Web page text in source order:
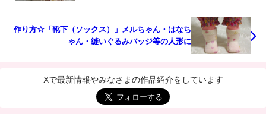
作り方☆「靴下（ソックス）」メルちゃん・はなち
ゃん・縫いぐるみバッジ等の人形に
Xで最新情報やみなさまの作品紹介をしています